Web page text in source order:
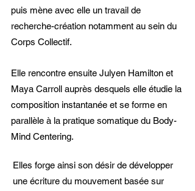
puis mène avec elle un travail de
recherche-création notamment au sein du
Corps Collectif.
Elle rencontre ensuite Julyen Hamilton et
Maya Carroll auprès desquels elle étudie la
composition instantanée et se forme en
parallèle à la pratique somatique du Body-
Mind Centering.
Elles forge ainsi son désir de développer
une écriture du mouvement basée sur